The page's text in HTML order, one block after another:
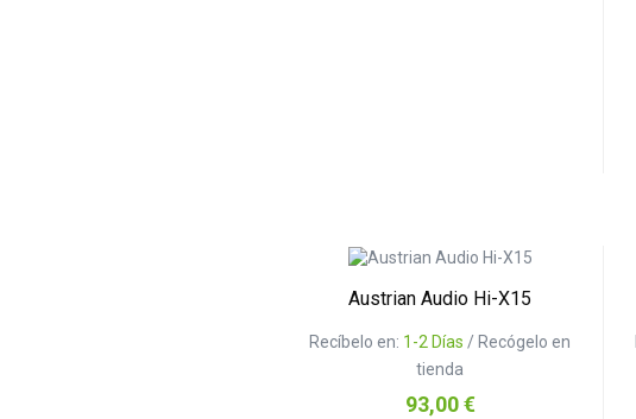
Austrian Audio Hi-X15
Recíbelo en: 1-2 Días / Recógelo en
tienda
Precio
93,00 €